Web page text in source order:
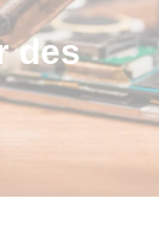
des